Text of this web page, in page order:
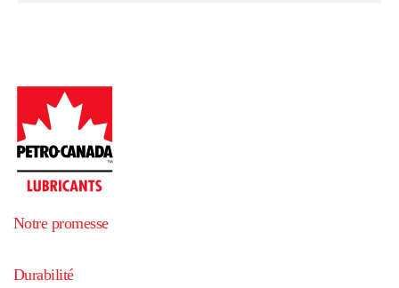
Notre promesse
Durabilité